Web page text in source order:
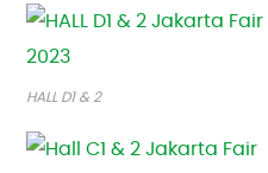
HALL D1 & 2